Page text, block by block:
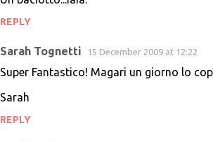
REPLY
Sarah Tognetti 15 December 2009 at 12:22
Super Fantastico! Magari un giorno lo
Sarah
REPLY